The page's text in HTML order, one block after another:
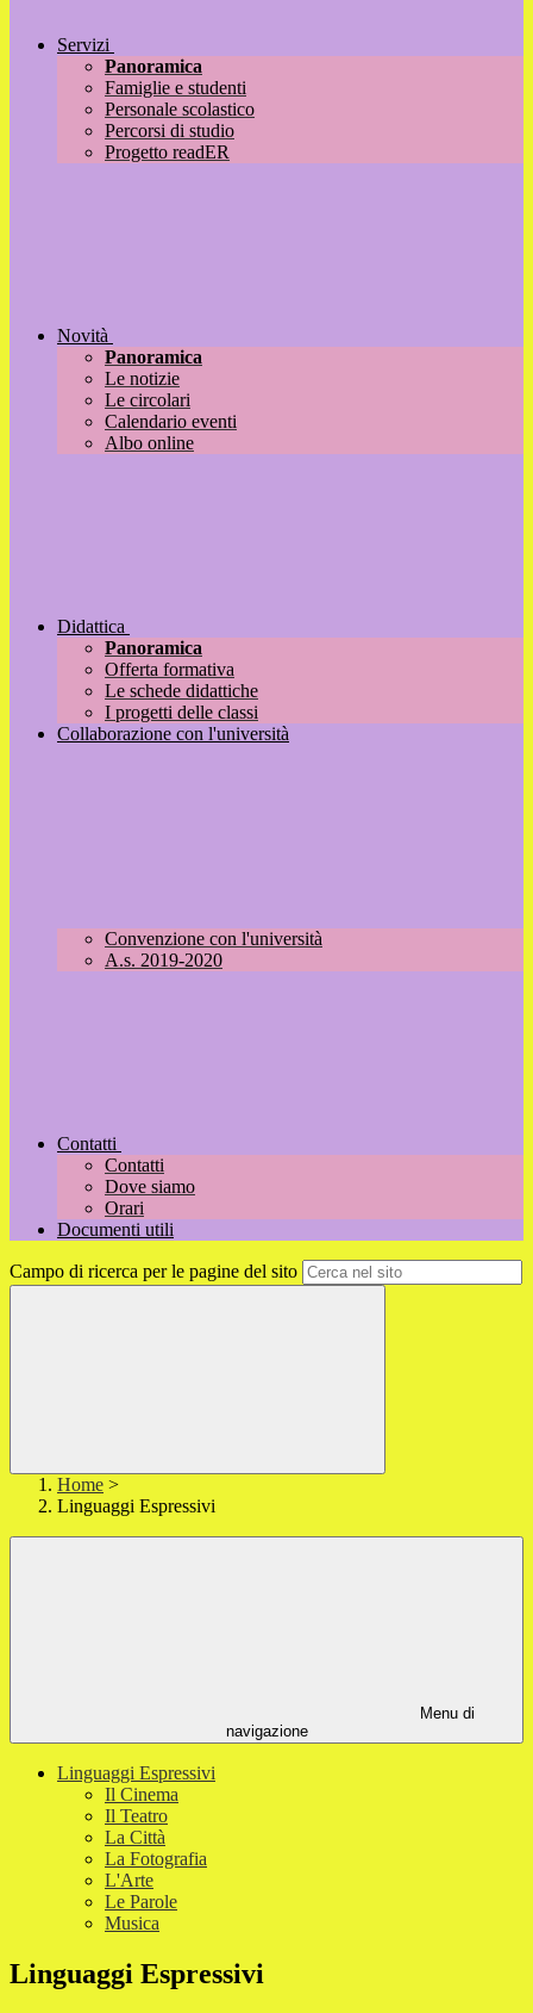
Servizi
Panoramica
Famiglie e studenti
Personale scolastico
Percorsi di studio
Progetto readER
Novità
Panoramica
Le notizie
Le circolari
Calendario eventi
Albo online
Didattica
Panoramica
Offerta formativa
Le schede didattiche
I progetti delle classi
Collaborazione con l'università
Convenzione con l'università
A.s. 2019-2020
Contatti
Contatti
Dove siamo
Orari
Documenti utili
Campo di ricerca per le pagine del sito
Home >
Linguaggi Espressivi
Menu di
navigazione
Linguaggi Espressivi
Il Cinema
Il Teatro
La Città
La Fotografia
L'Arte
Le Parole
Musica
Linguaggi Espressivi